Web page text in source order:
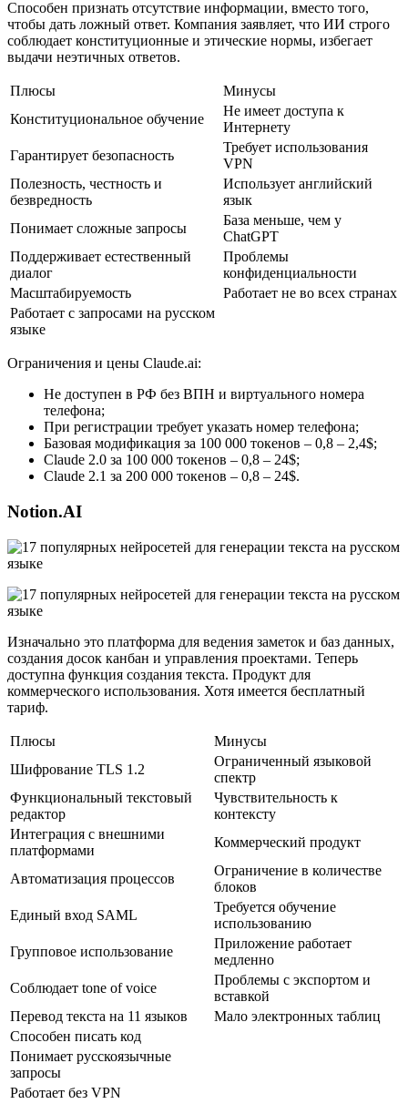
Способен признать отсутствие информации, вместо того,
чтобы дать ложный ответ. Компания заявляет, что ИИ строго
соблюдает конституционные и этические нормы, избегает
выдачи неэтичных ответов.
Плюсы
Минусы
Конституциональное обучение
Не имеет доступа к
Интернету
Гарантирует безопасность
Требует использования
VPN
Полезность, честность и
безвредность
Использует английский
язык
Понимает сложные запросы
База меньше, чем у
ChatGPT
Поддерживает естественный
диалог
Проблемы
конфиденциальности
Масштабируемость
Работает не во всех странах
Работает с запросами на русском
языке
Ограничения и цены Claude.ai:
Не доступен в РФ без ВПН и виртуального номера
телефона;
При регистрации требует указать номер телефона;
Базовая модификация за 100 000 токенов – 0,8 – 2,4$;
Claude 2.0 за 100 000 токенов – 0,8 – 24$;
Claude 2.1 за 200 000 токенов – 0,8 – 24$.
Notion.AI
Изначально это платформа для ведения заметок и баз данных,
создания досок канбан и управления проектами. Теперь
доступна функция создания текста. Продукт для
коммерческого использования. Хотя имеется бесплатный
тариф.
Плюсы
Минусы
Шифрование TLS 1.2
Ограниченный языковой
спектр
Функциональный текстовый
редактор
Чувствительность к
контексту
Интеграция с внешними
платформами
Коммерческий продукт
Автоматизация процессов
Ограничение в количестве
блоков
Единый вход SAML
Требуется обучение
использованию
Групповое использование
Приложение работает
медленно
Соблюдает tone of voice
Проблемы с экспортом и
вставкой
Перевод текста на 11 языков
Мало электронных таблиц
Способен писать код
Понимает русскоязычные
запросы
Работает без VPN